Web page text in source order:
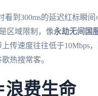
看到300ms的延迟红标瞬
区域限制，像永劫无间国
传速度往往低于
热搜常客。
浪费生命